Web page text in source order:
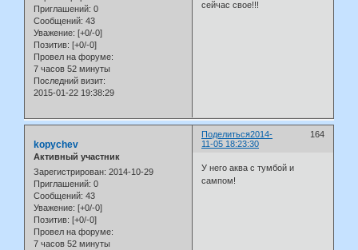
Приглашений: 0
Сообщений: 43
Уважение: [+0/-0]
Позитив: [+0/-0]
Провел на форуме:
7 часов 52 минуты
Последний визит:
2015-01-22 19:38:29
сейчас свое!!!
Поделиться 164
2014-
11-05 18:23:30
kopychev
Активный участник
Зарегистрирован: 2014-10-29
Приглашений: 0
Сообщений: 43
Уважение: [+0/-0]
Позитив: [+0/-0]
Провел на форуме:
7 часов 52 минуты
У него аква с тумбой и
сампом!